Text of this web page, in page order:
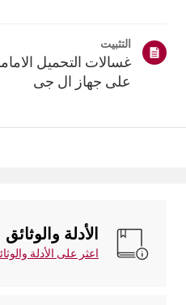
التثبيت
غسالات التحميل
على جهاز ال جى
الأدلة والوثائق
اعثر على الأدلة